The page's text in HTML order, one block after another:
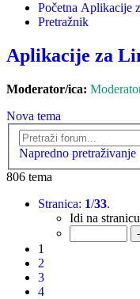
Početna Aplikacije
Pretražnik
Aplikacije za
Moderator/ica:
Nova tema
Napredno pretraživanje
806 tema
Stranica: 1/33.
Idi na
1
2
3
4